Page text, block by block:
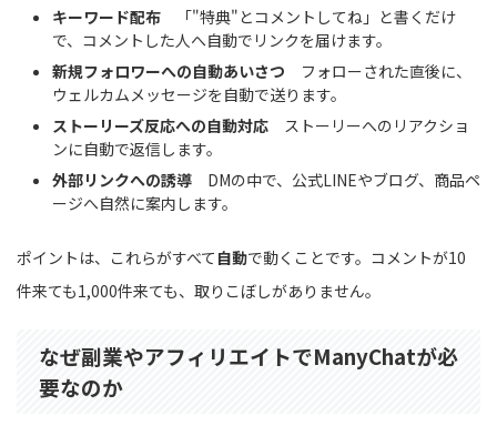
キーワード配布 「"特典"とコメントしてね」と書くだけ
で、コメントした人へ自動でリンクを届けます。
新規フォロワーへの自動あいさつ フォローされた直後に、
ウェルカムメッセージを自動で送ります。
ストーリーズ反応への自動対応 ストーリーへのリアクショ
ンに自動で返信します。
外部リンクへの誘導 DMの中で、公式LINEやブログ、商品ペ
ージへ自然に案内します。
ポイントは、これらがすべて 自動で動くことです。コメントが10
件来ても1,000件来ても、取りこぼしがありません。
なぜ副業やアフィリエイトでManyChatが必
要なのか